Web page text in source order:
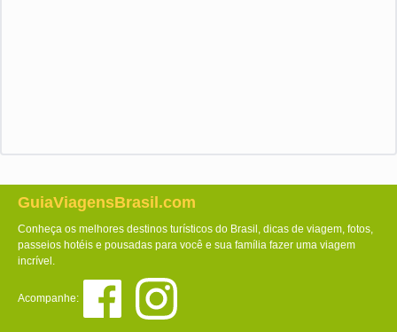
GuiaViagensBrasil.com
Conheça os melhores destinos turísticos do Brasil, dicas de viagem, fotos,
passeios hotéis e pousadas para você e sua família fazer uma viagem
incrível.
Acompanhe: